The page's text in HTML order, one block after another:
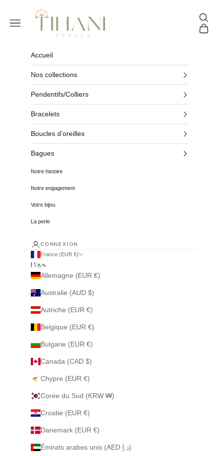
Tihani Perles
Menu
Panier
Accueil
Nos collections
Pendentifs/Colliers
Bracelets
Boucles d’oreilles
Bagues
Notre histoire
Notre engagement
Votre bijou
La perle
CONNEXION
France (EUR €)
Pays
Allemagne (EUR €)
Australie (AUD $)
Autriche (EUR €)
Belgique (EUR €)
Bulgarie (EUR €)
Canada (CAD $)
Chypre (EUR €)
Corée du Sud (KRW ₩)
Croatie (EUR €)
Danemark (EUR €)
Émirats arabes unis (AED د.إ)